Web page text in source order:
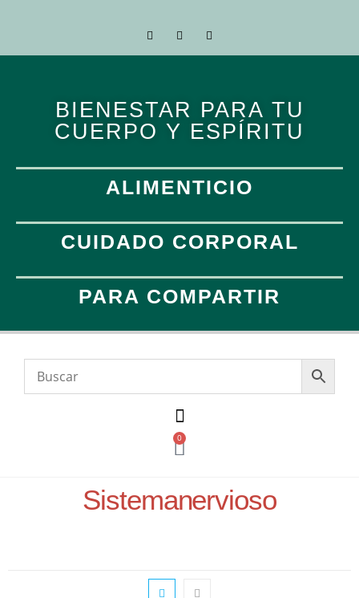
BIENESTAR PARA TU
CUERPO Y ESPÍRITU
ALIMENTICIO
CUIDADO CORPORAL
PARA COMPARTIR
0
Sistemanervioso